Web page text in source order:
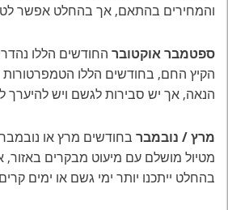
והמחירים בהתאם, אך בהחלט אפשר
ספטמבר אוקטובר החודשים הללו
הקיץ החם, בחודשים הללו הטמפרטורות
הנאה, אך יש סבירות לגשם ויש להיערך
מרץ / נובמבר בחודשים מרץ או נובמבר
מטיול מושלם עם מיעוט מבקרים
בהחלט ייתכנו יותר ימי גשם או ימים